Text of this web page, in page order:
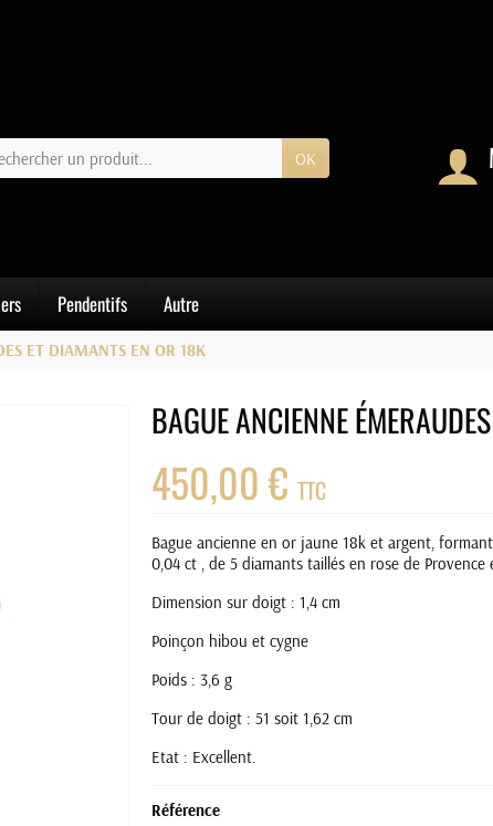
OK
Pendentifs Autre
ET DIAMANTS EN OR 18K
BAGUE ANCIENNE
450,00 €TTC
Bague ancienne en or jaune 18k et argent,
0,04 ct , de 5 diamants taillés en rose de
Dimension sur doigt : 1,4 cm
Poinçon hibou et cygne
Poids : 3,6 g
Tour de doigt : 51 soit 1,62 cm
Etat : Excellent.
Référence